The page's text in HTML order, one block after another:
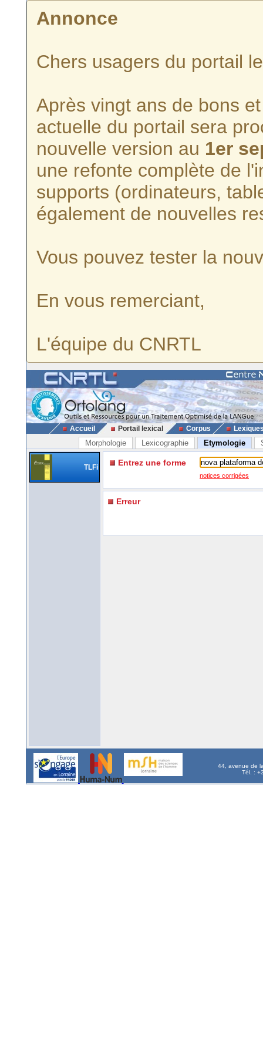
Annonce
Chers usagers du portail
Après vingt ans de bons
actuelle du portail sera
nouvelle version au 1er
une refonte complète de
supports (ordinateurs,
également de nouvelles
Vous pouvez tester la
En vous remerciant,
L'équipe du CNRTL
Accueil Portail lexical Corpus
Morphologie Lexicographie Etymologie
TLFi Entrez une forme
notices corrigées
Erreur
44, avenue de
Tél. :